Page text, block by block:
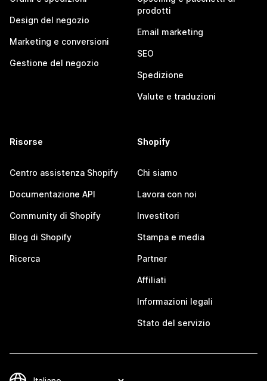
Design del negozio
Marketing e conversioni
Gestione del negozio
prodotti
Email marketing
SEO
Spedizione
Valute e traduzioni
Risorse
Centro assistenza Shopify
Documentazione API
Community di Shopify
Blog di Shopify
Ricerca
Shopify
Chi siamo
Lavora con noi
Investitori
Stampa e media
Partner
Affiliati
Informazioni legali
Stato del servizio